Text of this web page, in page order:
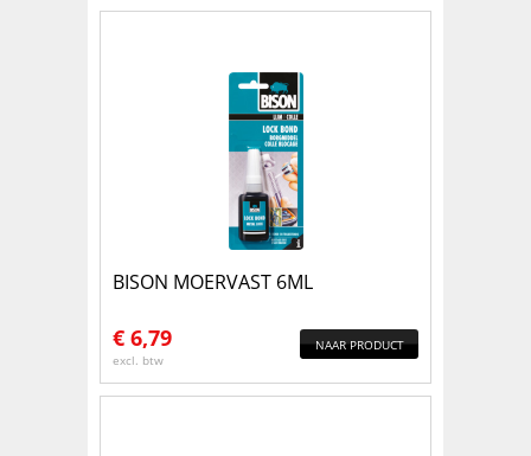
BISON MOERVAST 6ML
€ 6,79
excl. btw
NAAR PRODUCT